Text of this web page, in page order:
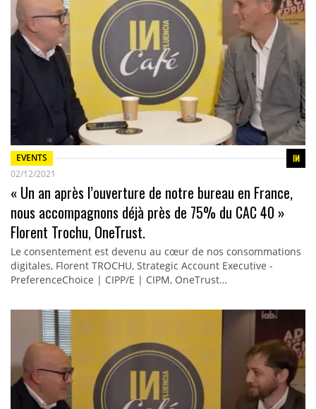
EVENTS
02/12/2021
« Un an après l’ouverture de notre bureau en France,
nous accompagnons déjà près de 75% du CAC 40 »
Florent Trochu, OneTrust.
Le consentement est devenu au cœur de nos consommations
digitales, Florent TROCHU, Strategic Account Executive -
PreferenceChoice | CIPP/E | CIPM, OneTrust…